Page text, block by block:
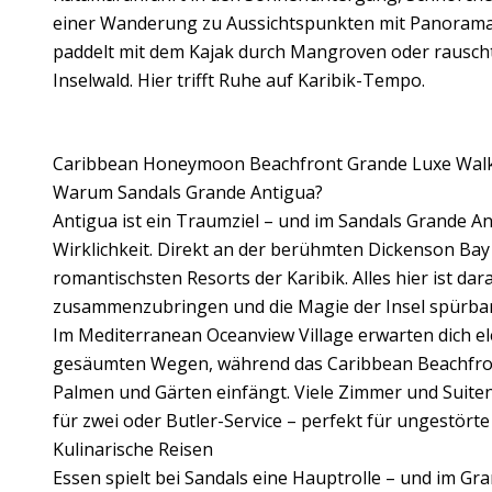
einer Wanderung zu Aussichtspunkten mit
paddelt mit dem Kajak durch Mangroven oder
Inselwald. Hier trifft Ruhe auf Karibik-Tempo.
Caribbean Honeymoon Beachfront Grande Luxe
Warum Sandals Grande Antigua?
Antigua ist ein Traumziel – und im Sandals Grande
Wirklichkeit. Direkt an der berühmten Dickenson
romantischsten Resorts der Karibik. Alles hier ist
zusammenzubringen und die Magie der Insel
Im Mediterranean Oceanview Village erwarten dich
gesäumten Wegen, während das Caribbean
Palmen und Gärten einfängt. Viele Zimmer und
für zwei oder Butler-Service – perfekt für ungestörte
Kulinarische Reisen
Essen spielt bei Sandals eine Hauptrolle – und im